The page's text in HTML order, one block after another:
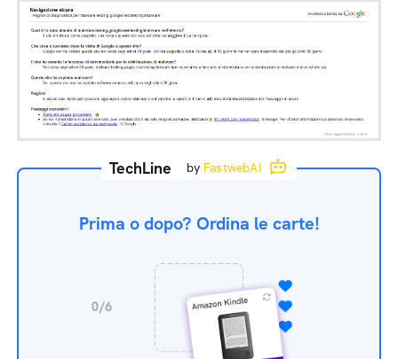
TechLine by FastwebAI
Prima o dopo? Ordina le carte!